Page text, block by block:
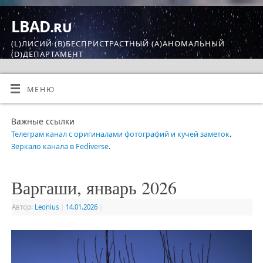
LBAD.ru
(L)ЛИСИЙ (B)БЕСПРИСТРАСТНЫЙ (A)АНОМАЛЬНЫЙ
(D)ДЕПАРТАМЕНТ
МЕНЮ
Важные ссылки
Телеграм канал с оригиналами фотографий и кучей заметок.
Зеркало канала в Fediverse.
Варгаши, январь 2026
Автор: Leonius 14.01.2026